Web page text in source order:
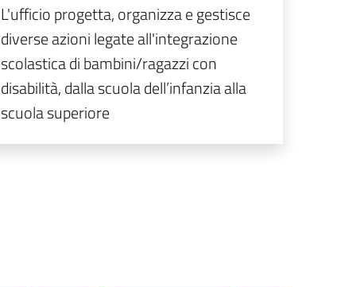
L'ufficio progetta, organizza e gestisce
diverse azioni legate all'integrazione
scolastica di bambini/ragazzi con
disabilità, dalla scuola dell’infanzia alla
scuola superiore